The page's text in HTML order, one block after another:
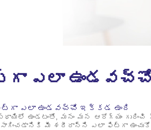
ఎలా
ఎలా ఉండవచ్చో ఇక్కడ ఉంది
ఉండటంతో, మనం మన ఆరోగ్యం
మీ శరీరాన్ని ఎలా ఫిట్‌గా